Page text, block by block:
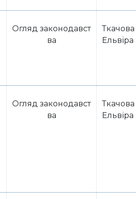
Огляд законодавст
ва
Ткачова
Ельвіра
Огляд законодавст
ва
Ткачова
Ельвіра